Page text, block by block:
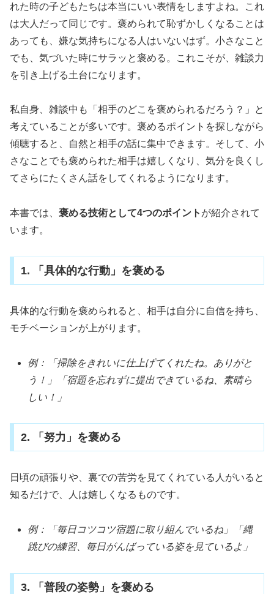
れた時の子どもたちは本当にいい表情をしますよね。これ
は大人だって同じです。褒められて恥ずかしくなることは
あっても、嫌な気持ちになる人はいないはず。小さなこと
でも、気づいた時にサラッと褒める。これこそが、雑談力
を引き上げる土台になります。
私自身、雑談中も「相手のどこを褒められるだろう？」と
考えていることが多いです。褒めるポイントを探しながら
傾聴すると、自然と相手の話に集中できます。そして、小
さなことでも褒められた相手は嬉しくなり、気分を良くし
てさらにたくさん話をしてくれるようになります。
本書では、 褒める技術として4つのポイント が紹介されて
います。
1. 「具体的な行動」を褒める
具体的な行動を褒められると、相手は自分に自信を持ち、
モチベーションが上がります。
例：「掃除をきれいに仕上げてくれたね。ありがと
う！」「宿題を忘れずに提出できているね、素晴ら
しい！」
2. 「努力」を褒める
日頃の頑張りや、裏での苦労を見てくれている人がいると
知るだけで、人は嬉しくなるものです。
例：「毎日コツコツ宿題に取り組んでいるね」「縄
跳びの練習、毎日がんばっている姿を見ているよ」
3. 「普段の姿勢」を褒める